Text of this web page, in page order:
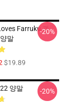
Farruku 과
말
$19.89
-20%
양말 -20%